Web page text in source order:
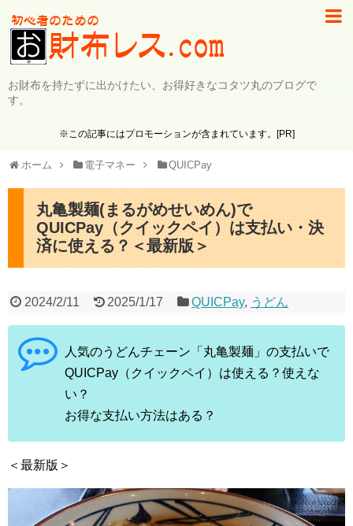
お財布を持たずに出かけたい、お得好きなコタツ丸のブログで
す。
※この記事にはプロモーションが含まれています。[PR]
ホーム 電子マネー QUICPay
丸亀製麺(まるがめせいめん)で
QUICPay（クイックペイ）は支払い・決
済に使える？＜最新版＞
2024/2/11 2025/1/17 QUICPay, うどん
人気のうどんチェーン「丸亀製麺」の支払いで
QUICPay（クイックペイ）は使える？使えな
い？
お得な支払い方法はある？
＜最新版＞